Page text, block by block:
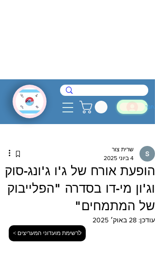
הופעת אורח של ג'ו ג'ונג-סוק
וג'ון מי-דו בסדרה "הפלייבוק
של המתמחים"
שרית צור
4 ביוני 2025
עודכן: 28 באוק׳ 2025
לרשימת מועדוני המעריצים >